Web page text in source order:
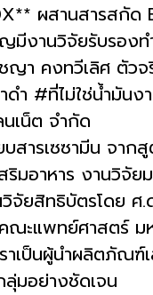
ผสานสารสกัด
งานวิจัยรับรองท
ญา คงทวีเลิศ ตัว
#ที่ไม่ใช่น้ำมันงา
เน็ต จำกัด
บสารเซซามีน จา
มอาหาร งานวิจัย
จัยสิทธิบัตรโดย ศ
ณะแพทย์ศาสตร์ ม
าเป็นผู้นำผลิตภัณฑ์
มอย่างชัดเจน